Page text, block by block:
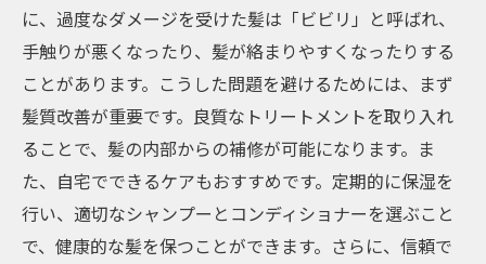
に、過度なダメージを受けた髪は「ビビリ」と呼ばれ、
手触りが悪くなったり、髪が絡まりやすくなったりする
ことがあります。こうした問題を避けるためには、まず
髪質改善が重要です。良質なトリートメントを取り入れ
ることで、髪の内部からの補修が可能になります。ま
た、自宅でできるケアもおすすめです。定期的に保湿を
行い、適切なシャンプーとコンディショナーを選ぶこと
で、健康的な髪を保つことができます。さらに、信頼で